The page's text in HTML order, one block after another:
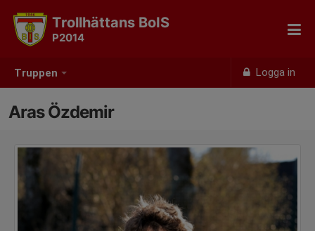
Truppen Logga in
Trollhättans BoIS
P2014
Aras Özdemir